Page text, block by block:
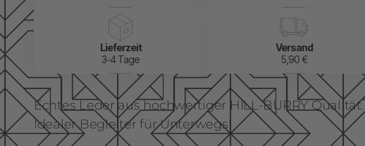
Lieferzeit
3-4 Tage
Versand
5,90 €
Echtes Leder aus hochwertiger HILL-BURRY Qualität.
Idealer Begleiter für Unterwegs!